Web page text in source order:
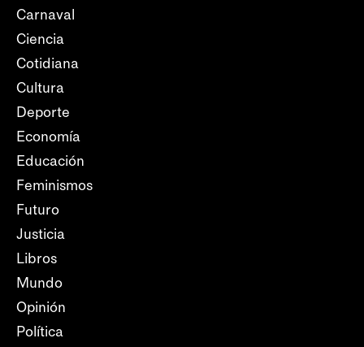
Carnaval
Ciencia
Cotidiana
Cultura
Deporte
Economía
Educación
Feminismos
Futuro
Justicia
Libros
Mundo
Opinión
Política